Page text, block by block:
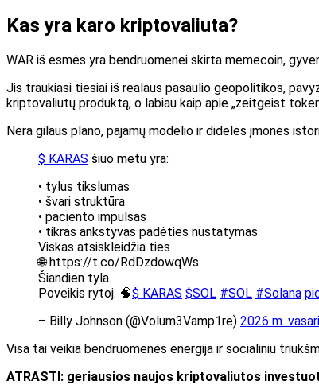
Kas yra karo kriptovaliuta?
WAR iš esmės yra bendruomenei skirta memecoin,
Jis traukiasi tiesiai iš realaus pasaulio geopolitikos,
kriptovaliutų produktą, o labiau kaip apie „zeitgeist
Nėra gilaus plano, pajamų modelio ir didelės įmonės
$ KARAS šiuo metu yra:
• tylus tikslumas
• švari struktūra
• paciento impulsas
• tikras ankstyvas padėties nustatymas
Viskas atsiskleidžia ties
🌐 https://t.co/RdDzdowqWs
Šiandien tyla.
Poveikis rytoj. 🧠$ KARAS $SOL #SOL #Solana
– Billy Johnson (@Volum3Vamp1re) 2026 m.
Visa tai veikia bendruomenės energija ir socialiniu
ATRASTI: geriausios naujos kriptovaliutos